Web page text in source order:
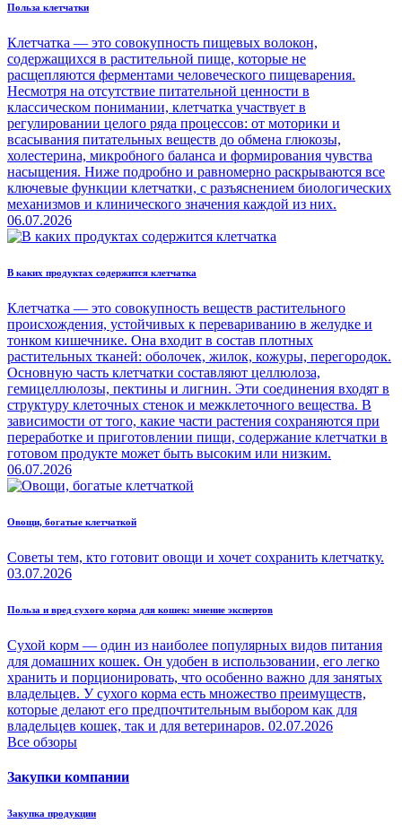
Польза клетчатки
Клетчатка — это совокупность пищевых волокон,
содержащихся в растительной пище, которые не
расщепляются ферментами человеческого пищеварения.
Несмотря на отсутствие питательной ценности в
классическом понимании, клетчатка участвует в
регулировании целого ряда процессов: от моторики и
всасывания питательных веществ до обмена глюкозы,
холестерина, микробного баланса и формирования чувства
насыщения. Ниже подробно и равномерно раскрываются все
ключевые функции клетчатки, с разъяснением биологических
механизмов и клинического значения каждой из них.
06.07.2026
В каких продуктах содержится клетчатка
Клетчатка — это совокупность веществ растительного
происхождения, устойчивых к перевариванию в желудке и
тонком кишечнике. Она входит в состав плотных
растительных тканей: оболочек, жилок, кожуры, перегородок.
Основную часть клетчатки составляют целлюлоза,
гемицеллюлозы, пектины и лигнин. Эти соединения входят в
структуру клеточных стенок и межклеточного вещества. В
зависимости от того, какие части растения сохраняются при
переработке и приготовлении пищи, содержание клетчатки в
готовом продукте может быть высоким или низким.
06.07.2026
Овощи, богатые клетчаткой
Советы тем, кто готовит овощи и хочет сохранить клетчатку.
03.07.2026
Польза и вред сухого корма для кошек: мнение экспертов
Сухой корм — один из наиболее популярных видов питания
для домашних кошек. Он удобен в использовании, его легко
хранить и порционировать, что особенно важно для занятых
владельцев. У сухого корма есть множество преимуществ,
которые делают его предпочтительным выбором как для
владельцев кошек, так и для ветеринаров. 02.07.2026
Все обзоры
Закупки компании
Закупка продукции